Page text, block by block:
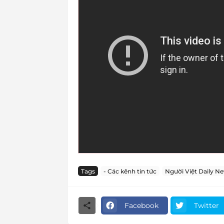
Tags - Các kênh tin tức Người Việt Daily
Facebook Twitter